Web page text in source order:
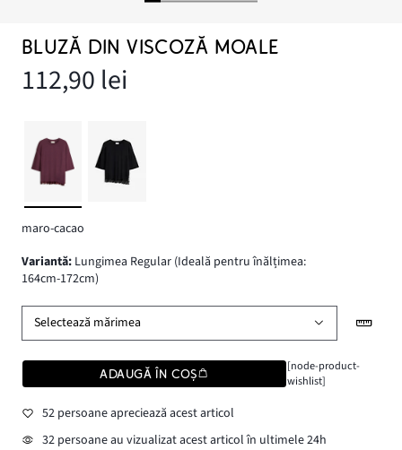
BLUZĂ DIN VISCOZĂ MOALE
112,90 lei
maro-cacao
variantă: Lungimea Regular (Ideală pentru înălțimea:
164cm-172cm)
Selectează mărimea
ADAUGĂ ÎN COȘ
[node-product-
wishlist]
52 persoane apreciează acest articol
32 persoane au vizualizat acest articol în ultimele 24h